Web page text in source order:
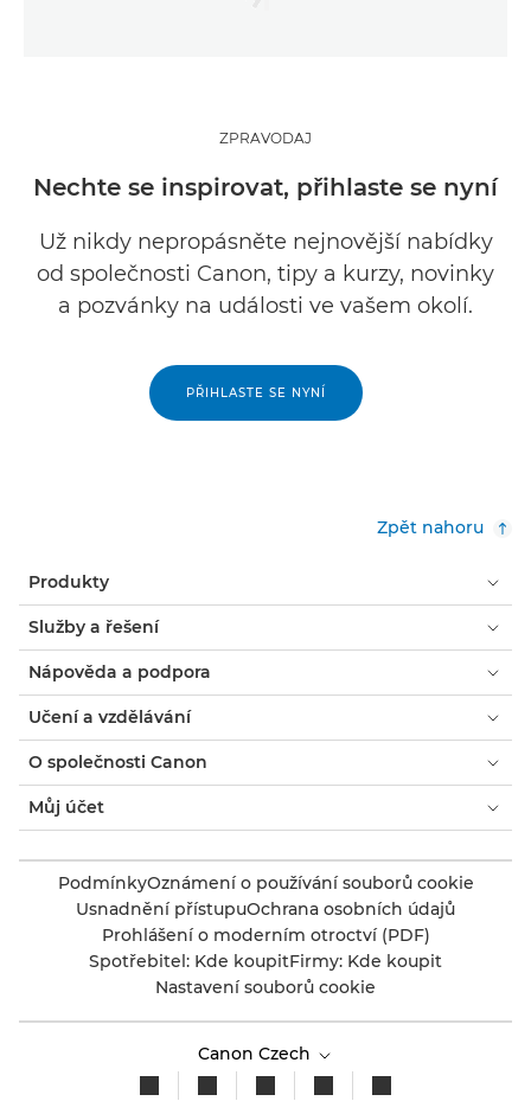
ZPRAVODAJ
Nechte se inspirovat, přihlaste se nyní
Už nikdy nepropásněte nejnovější nabídky
od společnosti Canon, tipy a kurzy, novinky
a pozvánky na události ve vašem okolí.
PŘIHLASTE SE NYNÍ
Zpět nahoru
Produkty
Služby a řešení
Nápověda a podpora
Učení a vzdělávání
O společnosti Canon
Můj účet
PodmínkyOznámení o používání souborů cookie
Usnadnění přístupuOchrana osobních údajů
Prohlášení o moderním otroctví (PDF)
Spotřebitel: Kde koupitFirmy: Kde koupit
Nastavení souborů cookie
Canon Czech